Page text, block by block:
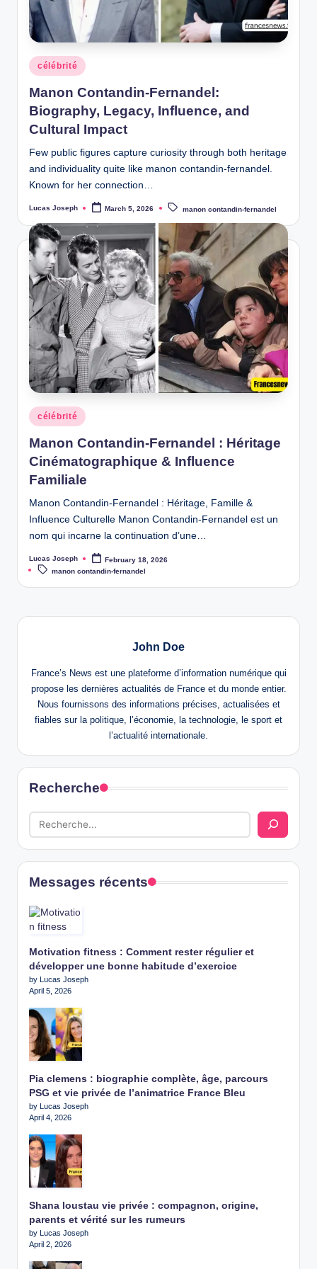
w
Posted
in
célébrité
Manon Contandin-Fernandel:
Biography, Legacy, Influence, and
Cultural Impact
Few public figures capture curiosity through both heritage
and individuality quite like manon contandin-fernandel.
Known for her connection…
Posted
Lucas Joseph March 5, 2026
Tags: manon contandin-fernandel
Posted
in
célébrité
Manon Contandin-Fernandel : Héritage
Cinématographique & Influence
Familiale
Manon Contandin‑Fernandel : Héritage, Famille &
Influence Culturelle Manon Contandin‑Fernandel est un
nom qui incarne la continuation d’une…
Posted
by
Lucas Joseph February 18, 2026
Tags:
manon contandin-fernandel
John Doe
France’s News est une plateforme d’information numérique qui
propose les dernières actualités de France et du monde entier.
Nous fournissons des informations précises, actualisées et
fiables sur la politique, l’économie, la technologie, le sport et
l’actualité internationale.
Recherche
Messages récents
Motivation fitness : Comment rester régulier et
développer une bonne habitude d’exercice
by Lucas Joseph
April 5, 2026
Pia clemens : biographie complète, âge, parcours
PSG et vie privée de l’animatrice France Bleu
by Lucas Joseph
April 4, 2026
Shana loustau vie privée : compagnon, origine,
parents et vérité sur les rumeurs
by Lucas Joseph
April 2, 2026